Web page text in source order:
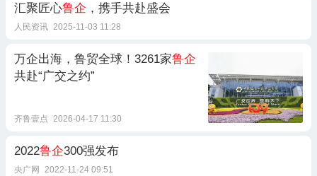
汇聚匠心鲁企 ，携手共赴盛会
人民资讯 2025-11-03 11:28
万企出海，鲁贸全球！3261家鲁企
共赴“广交之约”
齐鲁壹点 2026-04-17 11:30
2022鲁企300强发布
央广网 2022-11-24 09:51